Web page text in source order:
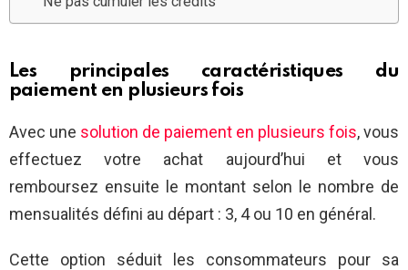
Les principales caractéristiques du
paiement en plusieurs fois
Avec une solution de paiement en plusieurs fois, vous
effectuez votre achat aujourd’hui et vous
remboursez ensuite le montant selon le nombre de
mensualités défini au départ : 3, 4 ou 10 en général.
Cette option séduit les consommateurs pour sa